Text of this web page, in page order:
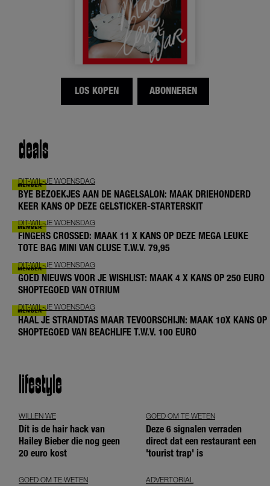
LOS KOPEN ABONNEREN
deals
DIT-WIL-JE WOENSDAG
BYE BEZOEKJES AAN DE NAGELSALON: MAAK DRIEHONDERD
KEER KANS OP DEZE GELSTICKER-STARTERSKIT
DIT-WIL-JE WOENSDAG
FINGERS CROSSED: MAAK 11 X KANS OP DEZE MEGA LEUKE
TOTE BAG MINI VAN CLUSE T.W.V. 79,95
DIT-WIL-JE WOENSDAG
GOED NIEUWS VOOR JE WISHLIST: MAAK 4 X KANS OP 250 EURO
SHOPTEGOED VAN OTRIUM
DIT-WIL-JE WOENSDAG
HAAL JE STRANDTAS MAAR TEVOORSCHIJN: MAAK 10X KANS OP
SHOPTEGOED VAN BEACHLIFE T.W.V. 100 EURO
lifestyle
WILLEN WE
Dít is de hair hack van
Hailey Bieber die nog geen
20 euro kost
GOED OM TE WETEN
Deze 6 signalen verraden
direct dat een restaurant een
'tourist trap' is
GOED OM TE WETEN ADVERTORIAL